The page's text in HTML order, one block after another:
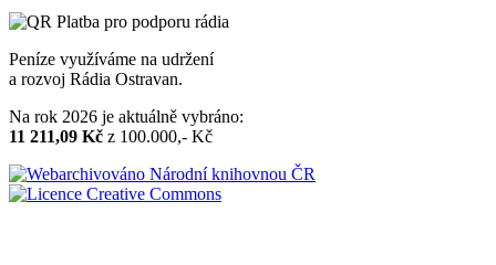
Peníze využíváme na udržení
a rozvoj Rádia Ostravan.
Na rok 2026 je aktuálně vybráno:
11 211,09 Kč z 100.000,- Kč